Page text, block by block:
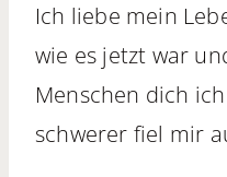
Ich liebe mein
wie es jetzt war
Menschen dich
schwerer fiel mir